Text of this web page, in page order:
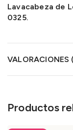
Lavacabeza de
0325.
VALORACIONES
Productos